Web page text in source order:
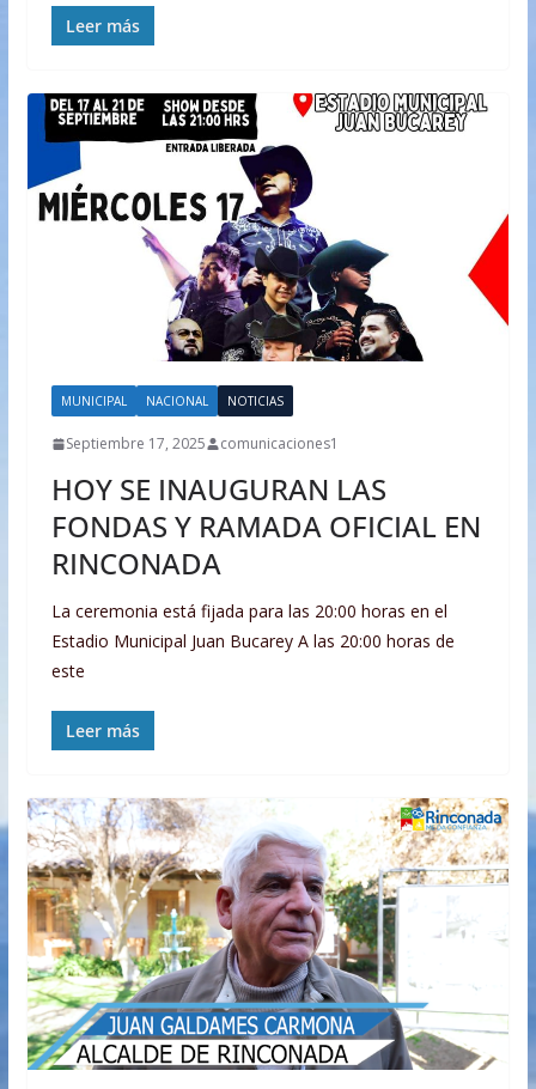
Leer más
MUNICIPAL NACIONAL NOTICIAS
Septiembre 17, 2025 comunicaciones1
HOY SE INAUGURAN LAS
FONDAS Y RAMADA OFICIAL EN
RINCONADA
La ceremonia está fijada para las 20:00 horas en el
Estadio Municipal Juan Bucarey A las 20:00 horas de
este
Leer más